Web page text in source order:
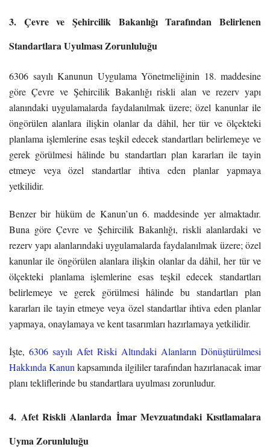
3. Çevre ve Şehircilik Bakanlığı Tarafından Belirlenen
Standartlara Uyulması Zorunluluğu
6306 sayılı Kanunun Uygulama Yönetmeliğinin 18. maddesine
göre Çevre ve Şehircilik Bakanlığı riskli alan ve rezerv yapı
alanındaki uygulamalarda faydalanılmak üzere; özel kanunlar ile
öngörülen alanlara ilişkin olanlar da dâhil, her tür ve ölçekteki
planlama işlemlerine esas teşkil edecek standartları belirlemeye ve
gerek görülmesi hâlinde bu standartları plan kararları ile tayin
etmeye veya özel standartlar ihtiva eden planlar yapmaya
yetkilidir.
Benzer bir hüküm de Kanun’un 6. maddesinde yer almaktadır.
Buna göre Çevre ve Şehircilik Bakanlığı, riskli alanlardaki ve
rezerv yapı alanlarındaki uygulamalarda faydalanılmak üzere; özel
kanunlar ile öngörülen alanlara ilişkin olanlar da dâhil, her tür ve
ölçekteki planlama işlemlerine esas teşkil edecek standartları
belirlemeye ve gerek görülmesi hâlinde bu standartları plan
kararları ile tayin etmeye veya özel standartlar ihtiva eden planlar
yapmaya, onaylamaya ve kent tasarımları hazırlamaya yetkilidir.
İşte, 6306 sayılı Afet Riski Altındaki Alanların Dönüştürülmesi
Hakkında Kanun kapsamında ilgililer tarafından hazırlanacak imar
planı tekliflerinde bu standartlara uyulması zorunludur.
4. Afet Riskli Alanlarda İmar Mevzuatındaki Kısıtlamalara
Uyma Zorunluluğu